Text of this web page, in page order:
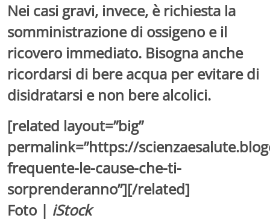
Nei casi gravi, invece, è richiesta la
somministrazione di ossigeno e il
ricovero immediato. Bisogna anche
ricordarsi di bere acqua per evitare di
disidratarsi e non bere alcolici.
[related layout=”big”
permalink=”https://
frequente-le-cause-che-ti-
sorprenderanno”][/related]
Foto | iStock